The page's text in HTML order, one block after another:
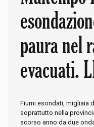
paura nel
evacuati.
Fiumi esondati, migliaia
soprattutto nella
scorso anno da due